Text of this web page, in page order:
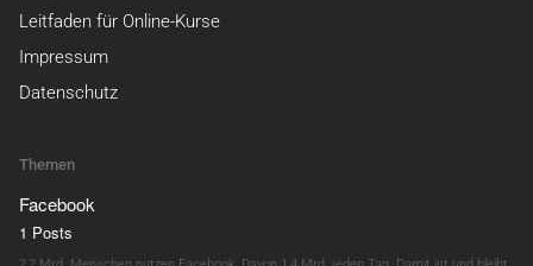
Leitfaden für Online-Kurse
Impressum
Datenschutz
Themen
Facebook
1 Posts